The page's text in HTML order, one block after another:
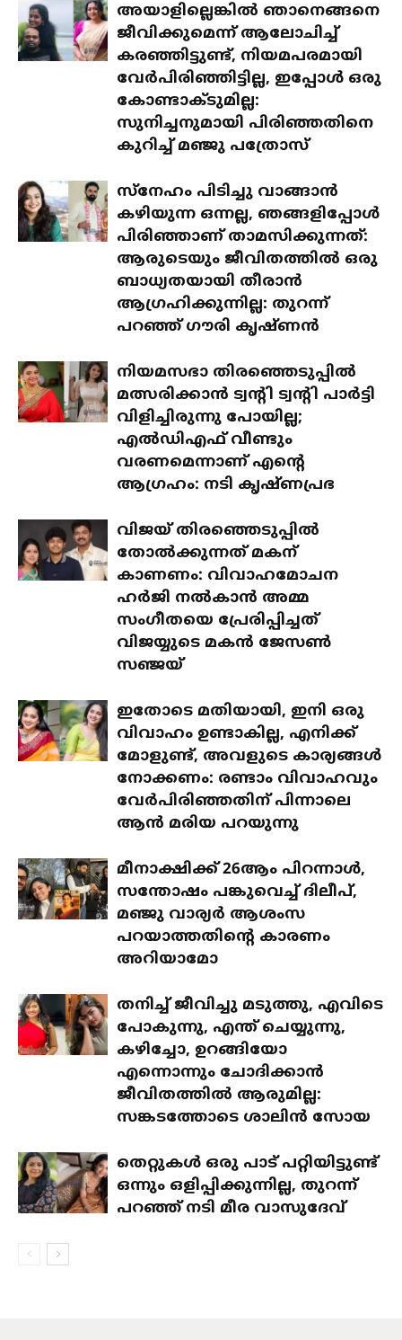
അയാളില്ലെങ്കിൽ ഞാനെങ്ങനെ
ജീവിക്കുമെന്ന് ആലോചിച്ച്
കരഞ്ഞിട്ടുണ്ട്, നിയമപരമായി
വേർപിരിഞ്ഞിട്ടില്ല, ഇപ്പോൾ ഒരു
കോണ്ടാക്ടുമില്ല:
സുനിച്ചനുമായി പിരിഞ്ഞതിനെ
കുറിച്ച് മഞ്ജു പത്രോസ്
സ്‌നേഹം പിടിച്ചു വാങ്ങാൻ
കഴിയുന്ന ഒന്നല്ല, ഞങ്ങളിപ്പോൾ
പിരിഞ്ഞാണ് താമസിക്കുന്നത്:
ആരുടെയും ജീവിതത്തിൽ ഒരു
ബാധ്യതയായി തീരാൻ
ആഗ്രഹിക്കുന്നില്ല: തുറന്ന്
പറഞ്ഞ് ഗൗരി കൃഷ്ണൻ
നിയമസഭാ തിരഞ്ഞെടുപ്പിൽ
മത്സരിക്കാൻ ട്വന്റി ട്വന്റി പാർട്ടി
വിളിച്ചിരുന്നു പോയില്ല;
എൽഡിഎഫ് വീണ്ടും
വരണമെന്നാണ് എന്റെ
ആഗ്രഹം: നടി കൃഷ്ണപ്രഭ
വിജയ് തിരഞ്ഞെടുപ്പിൽ
തോൽക്കുന്നത് മകന്
കാണണം: വിവാഹമോചന
ഹർജി നൽകാൻ അമ്മ
സംഗീതയെ പ്രേരിപ്പിച്ചത്
വിജയ്യുടെ മകൻ ജേസൺ
സഞ്ജയ്
ഇതോടെ മതിയായി, ഇനി ഒരു
വിവാഹം ഉണ്ടാകില്ല, എനിക്ക്
മോളുണ്ട്, അവളുടെ കാര്യങ്ങൾ
നോക്കണം: രണ്ടാം വിവാഹവും
വേർപിരിഞ്ഞതിന് പിന്നാലെ
ആൻ മരിയ പറയുന്നു
മീനാക്ഷിക്ക് 26ആം പിറന്നാൾ,
സന്തോഷം പങ്കുവെച്ച് ദിലീപ്,
മഞ്ജു വാര്യർ ആശംസ
പറയാത്തതിന്റെ കാരണം
അറിയാമോ
തനിച്ച് ജീവിച്ചു മടുത്തു, എവിടെ
പോകുന്നു, എന്ത് ചെയ്യുന്നു,
കഴിച്ചോ, ഉറങ്ങിയോ
എന്നൊന്നും ചോദിക്കാൻ
ജീവിതത്തിൽ ആരുമില്ല:
സങ്കടത്തോടെ ശാലിൻ സോയ
തെറ്റുകൾ ഒരു പാട് പറ്റിയിട്ടുണ്ട്
ഒന്നും ഒളിപ്പിക്കുന്നില്ല, തുറന്ന്
പറഞ്ഞ് നടി മീര വാസുദേവ്